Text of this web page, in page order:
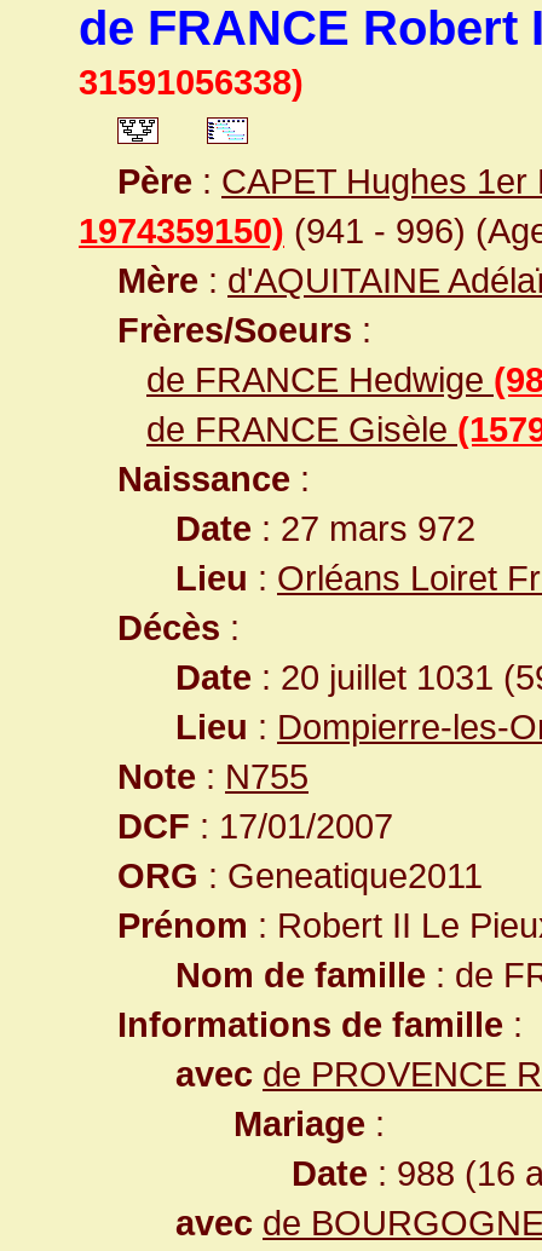
de FRANCE Robert
31591056338)
Père : CAPET Hughes
1974359150) (941 - 996)
Mère : d'AQUITAINE
Frères/Soeurs :
de FRANCE Hedwige
de FRANCE Gisèle
Naissance :
Date : 27 mars 972
Lieu : Orléans Loiret
Décès :
Date : 20 juillet 1031
Lieu : Dompierre-les-
Note : N755
DCF : 17/01/2007
ORG : Geneatique2011
Prénom : Robert II Le
Nom de famille : de
Informations de famille :
avec de PROVENCE
Mariage :
Date : 988 (16
avec de